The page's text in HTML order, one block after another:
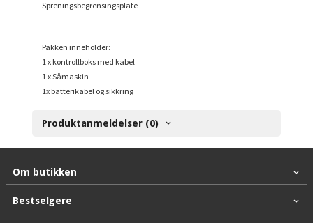
Spreningsbegrensingsplate
Pakken inneholder:
1 x kontrollboks med kabel
1 x Såmaskin
1x batterikabel og sikkring
Produktanmeldelser (0)
Om butikken
Bestselgere